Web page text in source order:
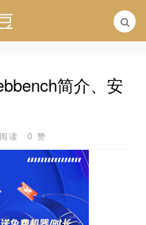
简介、安
读 0 赞